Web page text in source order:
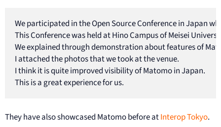
We participated in the Open Source Conference in Japan
This Conference was held at Hino Campus of Meisei
We explained through demonstration about features of
I attached the photos that we took at the venue.
I think it is quite improved visibility of Matomo in Japan.
This is a great experience for us.
They have also showcased Matomo before atInterop Tokyo.